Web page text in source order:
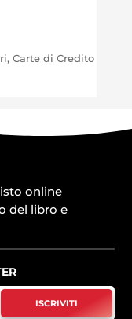
Carte di Credito
online
del libro e
ISCRIVITI